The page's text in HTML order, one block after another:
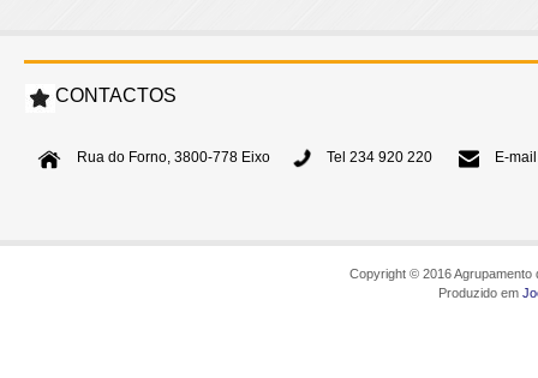
CONTACTOS
Rua do Forno, 3800-778 Eixo Tel 234 920 220 E-
Copyright © 2016
Produzido em